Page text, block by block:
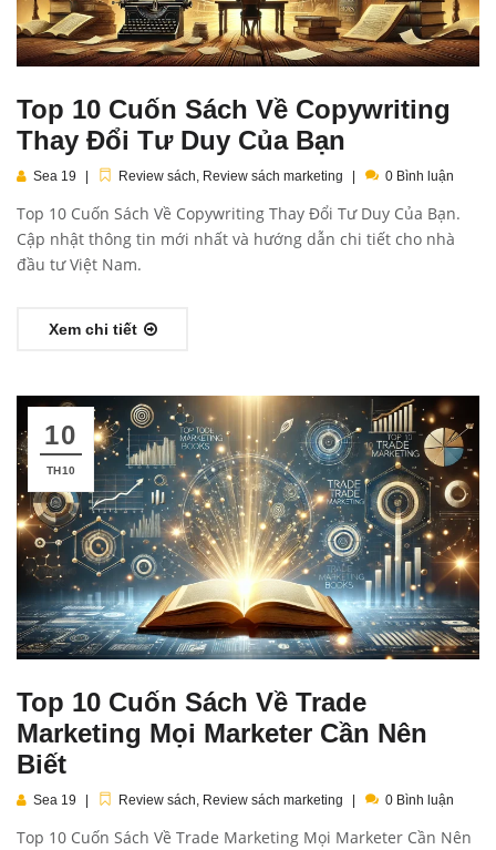
Top 10 Cuốn Sách Về Copywriting
Thay Đổi Tư Duy Của Bạn
Sea 19 Review sách Review sách marketing 0 Bình luận
Top 10 Cuốn Sách Về Copywriting Thay Đổi Tư Duy Của Bạn.
Cập nhật thông tin mới nhất và hướng dẫn chi tiết cho nhà
đầu tư Việt Nam.
Xem chi tiết
10
TH10
Top 10 Cuốn Sách Về Trade
Marketing Mọi Marketer Cần Nên
Biết
Sea 19 Review sách, Review sách marketing 0 Bình luận
Top 10 Cuốn Sách Về Trade Marketing Mọi Marketer Cần Nên